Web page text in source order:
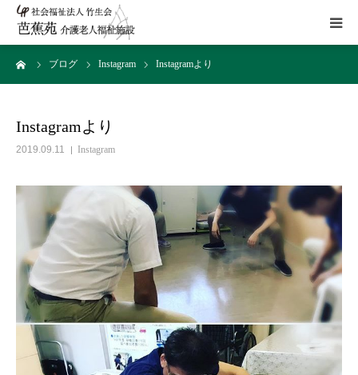
ブログ Instagram Instagramより
Instagramより
2019.09.11 Instagram
施設概要
サービス
Instagram
取組み
アクセス